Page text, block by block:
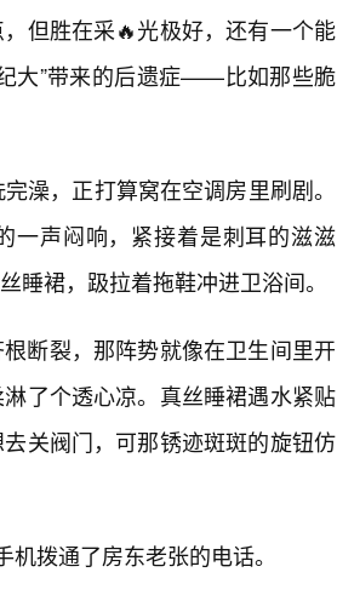
但胜在采🔥光极好，还有一个能
大”带来的后遗症——比如那些脆
澡，正打算窝在空调房里刷剧。
一声闷响，紧接着是刺耳的滋滋
睡裙，趿拉着拖鞋冲进卫浴间。
断裂，那阵势就像在卫生间里开
了个透心凉。真丝睡裙遇水紧贴
关阀门，可那锈迹斑斑的旋钮仿
拨通了房东老张的电话。